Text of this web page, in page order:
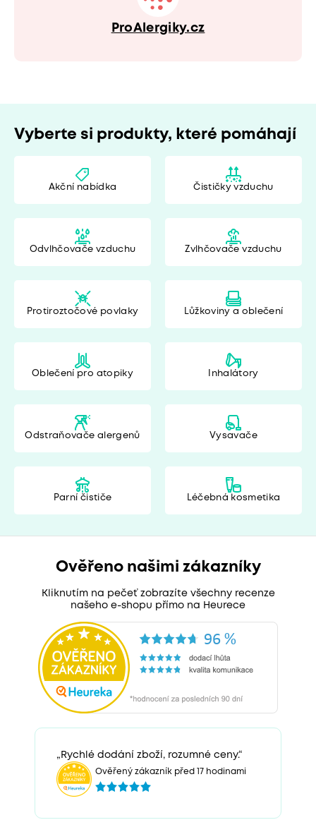
ProAlergiky.cz
Vyberte si produkty, které pomáhají
Akční nabídka Čističky vzduchu
Odvlhčovače vzduchu Zvlhčovače vzduchu
Protiroztočové povlaky Lůžkoviny a oblečení
Oblečení pro atopiky Inhalátory
Odstraňovače alergenů Vysavače
Parní čističe Léčebná kosmetika
Ověřeno našimi zákazníky
Kliknutím na pečeť zobrazíte všechny recenze
našeho e-shopu přímo na Heurece
„Rychlé dodání zboží, rozumné ceny.“
Ověřený zákazník před 17 hodinami